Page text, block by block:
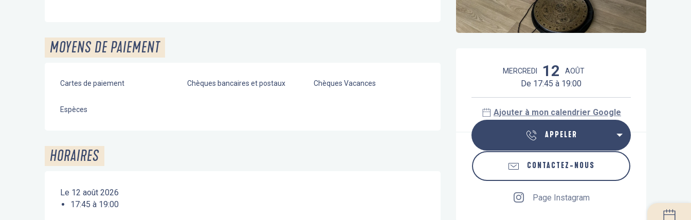
Ouverture et coordonnées
MERCREDI 12 AOÛT
De 17:45 à 19:00
Ajouter à mon calendrier Google
APPELER
CONTACTEZ-NOUS
Page Instagram
MOYENS DE PAIEMENT
Cartes de paiement Chèques bancaires et postaux Chèques Vacances
Espèces
HORAIRES
Le 12 août 2026
17:45 à 19:00